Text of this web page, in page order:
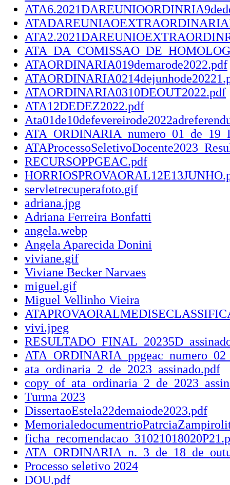
ATAORDINARIA019demarode2022.pdf
ATAORDINARIA0310DEOUT2022.pdf
ATA12DEDEZ2022.pdf
RECURSOPPGEAC.pdf
servletrecuperafoto.gif
adriana.jpg
Adriana Ferreira Bonfatti
angela.webp
Angela Aparecida Donini
viviane.gif
Viviane Becker Narvaes
miguel.gif
Miguel Vellinho Vieira
vivi.jpeg
ata_ordinaria_2_de_2023_assinado.pdf
Turma 2023
DissertaoEstela22demaiode2023.pdf
Processo seletivo 2024
DOU.pdf